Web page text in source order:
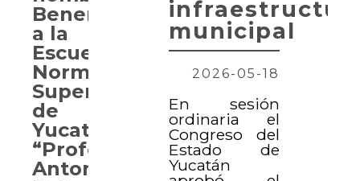
municipal
2026-05-18
En sesión
ordinaria el
Congreso del
Estado de
Yucatán
Benemérita
a la
Escuela
Normal
Superior
de
Yucatán
“Profesor
Antonio